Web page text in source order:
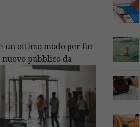
un ottimo modo per far
pubblico da